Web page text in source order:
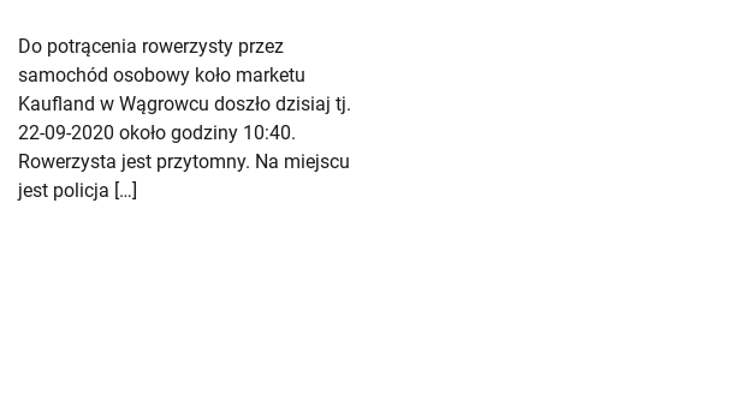
Do potrącenia rowerzysty przez
samochód osobowy koło marketu
Kaufland w Wągrowcu doszło dzisiaj tj.
22-09-2020 około godziny 10:40.
Rowerzysta jest przytomny. Na miejscu
jest policja […]